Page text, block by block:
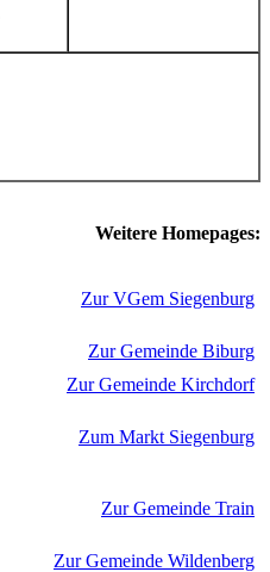
Weitere Homepages:
Zur VGem Siegenburg
Zur Gemeinde Biburg
Zur Gemeinde Kirchdorf
Zum Markt Siegenburg
Zur Gemeinde Train
Zur Gemeinde Wildenberg